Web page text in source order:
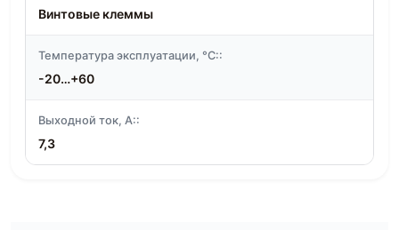
Винтовые клеммы
Температура эксплуатации, °C::
-20…+60
Выходной ток, А::
7,3